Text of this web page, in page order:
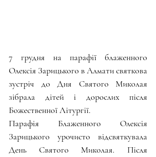
7 грудня на парафії блаженного
Олексія Зарицького в Алмати святкова
зустріч до Дня Святого Миколая
зібрала дітей і дорослих після
Божественної Літургії.
Парафія Блаженного Олексія
Зарицького урочисто відсвяткувала
День Святого Миколая. Після